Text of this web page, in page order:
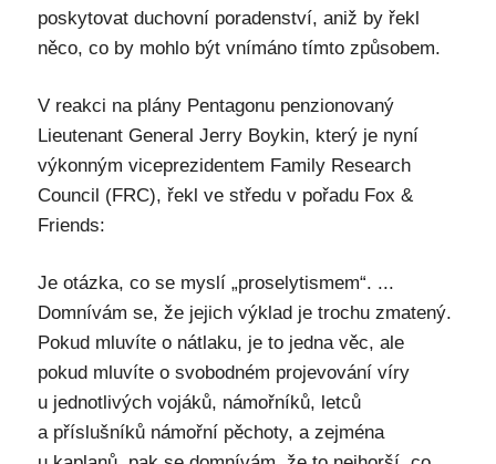
poskytovat duchovní poradenství, aniž by řekl
něco, co by mohlo být vnímáno tímto způsobem.
V reakci na plány Pentagonu penzionovaný
Lieutenant General Jerry Boykin, který je nyní
výkonným viceprezidentem Family Research
Council (FRC), řekl ve středu v pořadu Fox &
Friends:
Je otázka, co se myslí „proselytismem“. ...
Domnívám se, že jejich výklad je trochu zmatený.
Pokud mluvíte o nátlaku, je to jedna věc, ale
pokud mluvíte o svobodném projevování víry
u jednotlivých vojáků, námořníků, letců
a příslušníků námořní pěchoty, a zejména